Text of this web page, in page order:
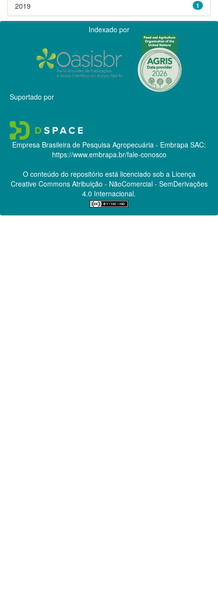
1
2019
Indexado por
Suportado por
Empresa Brasileira de Pesquisa Agropecuária - Embrapa SAC:
https://www.embrapa.br/fale-conosco
O conteúdo do repositório está licenciado sob a Licença
Creative CommonsAtribuição - NãoComercial - SemDerivações
4.0 Internacional.